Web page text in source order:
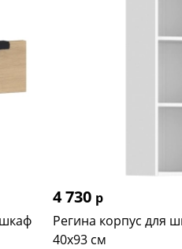
4 730 р
Регина корпус для
40х93 см